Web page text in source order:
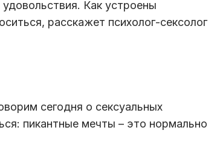
Как устроены
расскажет психолог-сексолог
сегодня о сексуальных
пикантные мечты – это нормально